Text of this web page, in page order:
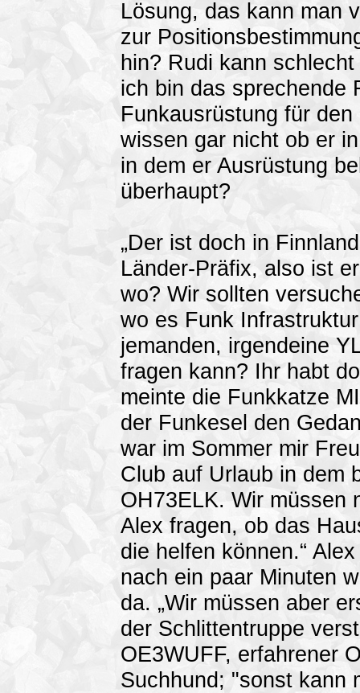
Lösung, das kann man
zur
hin? Rudi kann
ich bin das sprechende
Funkausrüstung für
wissen gar nicht ob er
in dem er Ausrüstung
überhaupt?
„Der ist doch in
Länder-Präfix, also ist
wo? Wir sollten
wo es Funk
jemanden, irgendeine
fragen kann? Ihr habt
meinte die Funkkatze
der Funkesel den
war im Sommer mir
Club auf Urlaub in dem
OH73ELK. Wir müssen
Alex fragen, ob das
die helfen können.“
nach ein paar Minuten
da. „Wir müssen aber
der Schlittentruppe
OE3WUFF, erfahrener
Suchhund; "sonst kann